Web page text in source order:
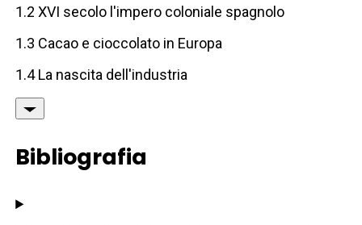
1.2 XVI secolo l'impero coloniale spagnolo
1.3 Cacao e cioccolato in Europa
1.4 La nascita dell'industria
Bibliografia